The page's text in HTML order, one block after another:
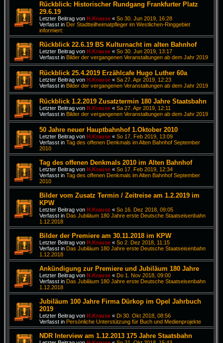
Rückblick: Historischer Rundgang Frankfurter Platz
29.6.19
Letzter Beitrag von H.Krause « So 30. Jun 2019, 16:28
Verfasst in Der Stadtteilheimatpfleger im Westlichen-Ringgebiet
informiert:
Rückblick 22.6.19 BS Kulturnacht im alten Bahnhof
Letzter Beitrag von H.Krause « So 30. Jun 2019, 13:17
Verfasst in Bilder der vergangenen Veranstaltungen ab dem Jahr 2019
Rückblick 25.4.2019 Erzählcafe Hugo Luther 60a
Letzter Beitrag von H.Krause « Sa 27. Apr 2019, 12:23
Verfasst in Bilder der vergangenen Veranstaltungen ab dem Jahr 2019
Rückblick 1.2.2019 Zusatztermin 180 Jahre Staatsbahn
Letzter Beitrag von H.Krause « Sa 27. Apr 2019, 12:11
Verfasst in Bilder der vergangenen Veranstaltungen ab dem Jahr 2019
50 Jahre neuer Hauptbahnhof 1.Oktober 2010
Letzter Beitrag von H.Krause « So 17. Feb 2019, 13:09
Verfasst in Tag des offenen Denkmals im Alten Bahnhof September
2010
Tag des offenen Denkmals 2010 im Alten Bahnhof
Letzter Beitrag von H.Krause « So 17. Feb 2019, 12:34
Verfasst in Tag des offenen Denkmals im Alten Bahnhof September
2010
Bilder vom Zusatz Termin / Zeitreise am 1.2.2019 im
KPW
Letzter Beitrag von H.Krause « So 16. Dez 2018, 09:05
Verfasst in Das Jubiläum 180 Jahre erste Deutsche Staatseisenbahn
1.12.2018
Bilder der Premiere am 30.11.2018 im KPW
Letzter Beitrag von H.Krause « So 2. Dez 2018, 11:15
Verfasst in Das Jubiläum 180 Jahre erste Deutsche Staatseisenbahn
1.12.2018
Ankündigung zur Premiere und Jubiläum 180 Jahre
Letzter Beitrag von H.Krause « Do 1. Nov 2018, 09:00
Verfasst in Das Jubiläum 180 Jahre erste Deutsche Staatseisenbahn
1.12.2018
Jubiläum 100 Jahre Firma Dürkop im Opel Jahrbuch
2019
Letzter Beitrag von H.Krause « Di 30. Okt 2018, 08:56
Verfasst in Persönliche Unterstützung für Buch und Medienprojekte
NDR Interview am 1.12.2013 175 Jahre Staatsbahn